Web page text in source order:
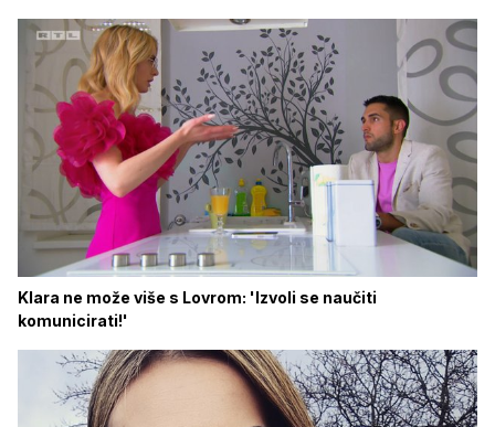
Klara ne može više s Lovrom: 'Izvoli se naučiti
komunicirati!'